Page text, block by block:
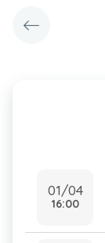
01/04
16:00